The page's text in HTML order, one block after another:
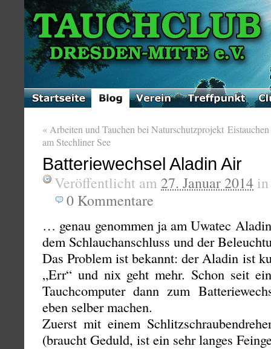
« Arbeiten und Tauchen bei Naturschutzprojekt
am Stechliner See
Batteriewechsel Aladin Air
Veröffentlicht am 27. Januar 2014
0 Kommentare
… genau genommen ja am Uwatec
dem Schlauchanschluss und der
Das Problem ist bekannt: der Aladin ist
„Err“ und nix geht mehr. Schon seit
Tauchcomputer dann zum
eben selber machen.
Zuerst mit einem
(braucht Geduld, ist ein sehr langes